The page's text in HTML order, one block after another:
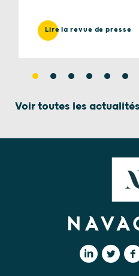
Lire la revue de presse
Voir toutes les